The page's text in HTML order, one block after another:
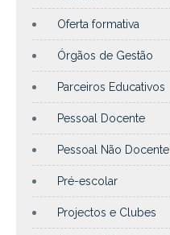
Oferta formativa
Órgãos de Gestão
Parceiros Educativos
Pessoal Docente
Pessoal Não Docente
Pré-escolar
Projectos e Clubes